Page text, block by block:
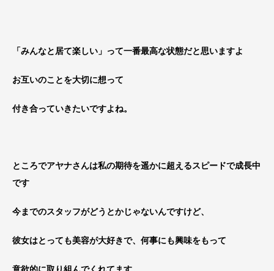
「みんなと居て楽しい」って一番最高な状態だと思いますよ
お互いのことを大切に想って
付き合っていきたいですよね。
ところでアヤナさんは私の期待を遥かに超えるスピードで成長中
です
今までのスタッフがどうとかじゃないんですけど、
彼女はとっても美容が大好きで、何事にも興味をもって